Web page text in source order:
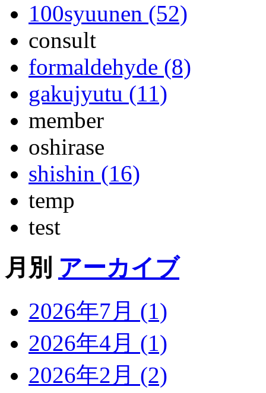
100syuunen (52)
consult
formaldehyde (8)
gakujyutu (11)
member
oshirase
shishin (16)
temp
test
月別 アーカイブ
2026年7月 (1)
2026年4月 (1)
2026年2月 (2)